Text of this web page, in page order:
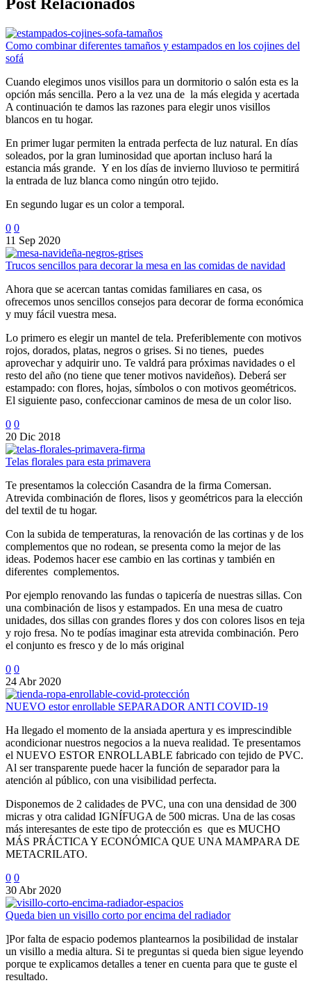
Como combinar diferentes tamaños y estampados en los cojines del
sofá
Cuando elegimos unos visillos para un dormitorio o salón esta es la
opción más sencilla. Pero a la vez una de la más elegida y acertada
A continuación te damos las razones para elegir unos visillos
blancos en tu hogar.
En primer lugar permiten la entrada perfecta de luz natural. En días
soleados, por la gran luminosidad que aportan incluso hará la
estancia más grande. Y en los días de invierno lluvioso te permitirá
la entrada de luz blanca como ningún otro tejido.
En segundo lugar es un color a temporal.
0 0
11 Sep 2020
Trucos sencillos para decorar la mesa en las comidas de navidad
Ahora que se acercan tantas comidas familiares en casa, os
ofrecemos unos sencillos consejos para decorar de forma económica
y muy fácil vuestra mesa.
Lo primero es elegir un mantel de tela. Preferiblemente con motivos
rojos, dorados, platas, negros o grises. Si no tienes, puedes
aprovechar y adquirir uno. Te valdrá para próximas navidades o el
resto del año (no tiene que tener motivos navideños). Deberá ser
estampado: con flores, hojas, símbolos o con motivos geométricos.
El siguiente paso, confeccionar caminos de mesa de un color liso.
0 0
20 Dic 2018
Telas florales para esta primavera
Te presentamos la colección Casandra de la firma Comersan.
Atrevida combinación de flores, lisos y geométricos para la elección
del textil de tu hogar.
Con la subida de temperaturas, la renovación de las cortinas y de los
complementos que no rodean, se presenta como la mejor de las
ideas. Podemos hacer ese cambio en las cortinas y también en
diferentes complementos.
Por ejemplo renovando las fundas o tapicería de nuestras sillas. Con
una combinación de lisos y estampados. En una mesa de cuatro
unidades, dos sillas con grandes flores y dos con colores lisos en teja
y rojo fresa. No te podías imaginar esta atrevida combinación. Pero
el conjunto es fresco y de lo más original
0 0
24 Abr 2020
NUEVO estor enrollable SEPARADOR ANTI COVID-19
Ha llegado el momento de la ansiada apertura y es imprescindible
acondicionar nuestros negocios a la nueva realidad. Te presentamos
el NUEVO ESTOR ENROLLABLE fabricado con tejido de PVC.
Al ser transparente puede hacer la función de separador para la
atención al público, con una visibilidad perfecta.
Disponemos de 2 calidades de PVC, una con una densidad de 300
micras y otra calidad IGNÍFUGA de 500 micras. Una de las cosas
más interesantes de este tipo de protección es que es MUCHO
MÁS PRÁCTICA Y ECONÓMICA QUE UNA MAMPARA DE
METACRILATO.
0 0
30 Abr 2020
Queda bien un visillo corto por encima del radiador
]Por falta de espacio podemos plantearnos la posibilidad de instalar
un visillo a media altura. Si te preguntas si queda bien sigue leyendo
porque te explicamos detalles a tener en cuenta para que te guste el
resultado.